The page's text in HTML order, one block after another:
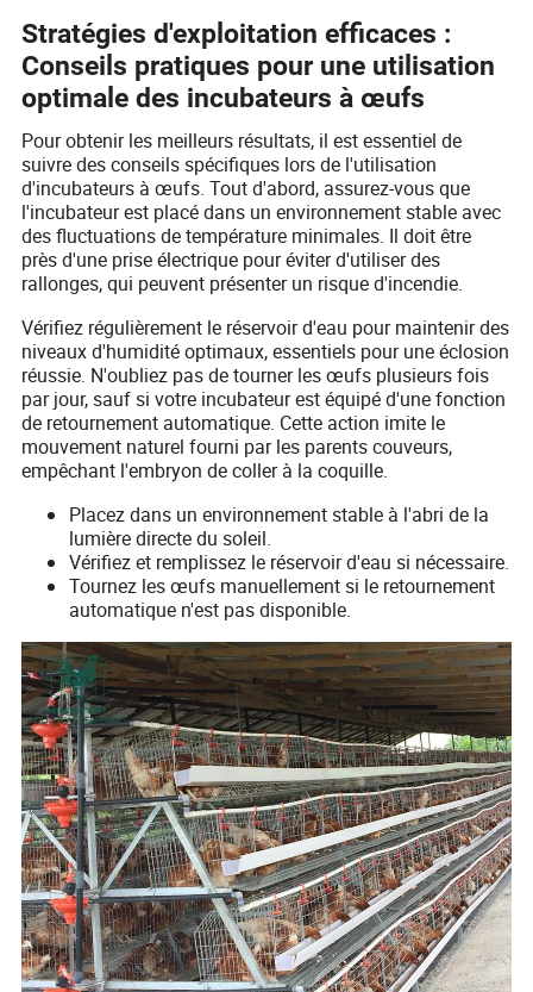
Stratégies d'exploitation efficaces :
Conseils pratiques pour une utilisation
optimale des incubateurs à œufs
Pour obtenir les meilleurs résultats, il est essentiel de
suivre des conseils spécifiques lors de l'utilisation
d'incubateurs à œufs. Tout d'abord, assurez-vous que
l'incubateur est placé dans un environnement stable avec
des fluctuations de température minimales. Il doit être
près d'une prise électrique pour éviter d'utiliser des
rallonges, qui peuvent présenter un risque d'incendie.
Vérifiez régulièrement le réservoir d'eau pour maintenir des
niveaux d'humidité optimaux, essentiels pour une éclosion
réussie. N'oubliez pas de tourner les œufs plusieurs fois
par jour, sauf si votre incubateur est équipé d'une fonction
de retournement automatique. Cette action imite le
mouvement naturel fourni par les parents couveurs,
empêchant l'embryon de coller à la coquille.
Placez dans un environnement stable à l'abri de la
lumière directe du soleil.
Vérifiez et remplissez le réservoir d'eau si nécessaire.
Tournez les œufs manuellement si le retournement
automatique n'est pas disponible.